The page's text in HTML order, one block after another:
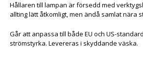
Hållaren till lampan är försedd med
allting lätt åtkomligt, men ändå samlat nära
Går att anpassa till både EU och US-
strömstyrka. Levereras i skyddande väska.